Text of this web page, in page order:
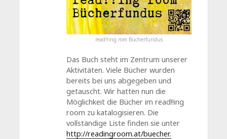
read!!ing rom Bücherfundus
Das Buch steht im Zentrum unserer
Aktivitäten. Viele Bücher wurden
bereits bei uns abgegeben und
getauscht. Wir hatten nun die
Möglichkeit die Bücher im read!!ing
room zu katalogisieren. Die
vollständige Liste finden sie unter
http://readingroom.at/buecher.